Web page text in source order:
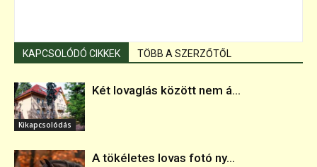
KAPCSOLÓDÓ CIKKEK TÖBB A SZERZŐTŐL
Kikapcsolódás
Két lovaglás között nem á...
A tökéletes lovas fotó ny...